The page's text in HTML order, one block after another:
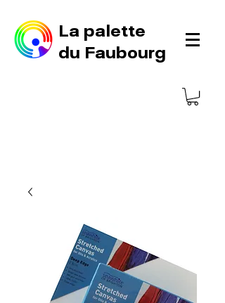
La palette
du Faubourg